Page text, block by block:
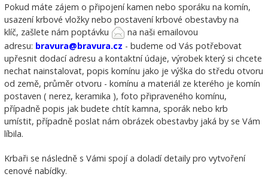
Pokud máte zájem o připojení kamen nebo sporáku na komín,
usazení krbové vložky nebo postavení krbové obestavby na
klíč, zašlete nám poptávku
na naši emailovou
adresu: bravura@bravura.cz - budeme od Vás potřebovat
upřesnit dodací adresu a kontaktní údaje, výrobek který si chcete
nechat nainstalovat, popis komínu jako je výška do středu otvoru
od země, průměr otvoru - komínu a materiál ze kterého je komín
postaven ( nerez, keramika ), foto připraveného komínu,
případně popis jak budete chtít kamna, sporák nebo krb
umístit, případně poslat nám obrázek obestavby jaká by se Vám
líbila.
Krbaři se následně s Vámi spojí a doladí detaily pro vytvoření
cenové nabídky.